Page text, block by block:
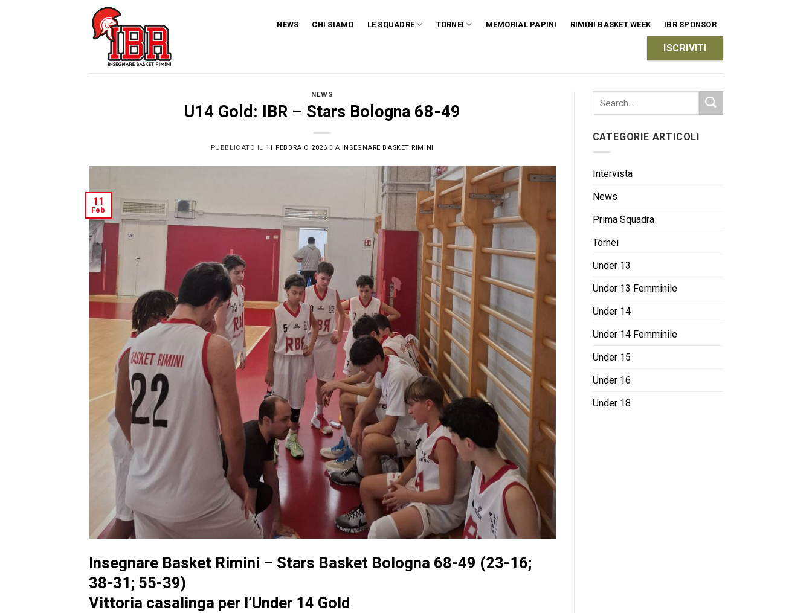
NEWS CHI SIAMO LE SQUADRE TORNEI MEMORIAL PAPINI RIMINI BASKET WEEK IBR SPONSOR
ISCRIVITI
NEWS
U14 Gold: IBR – Stars Bologna 68-49
PUBBLICATO IL 11 FEBBRAIO 2026 DA INSEGNARE BASKET RIMINI
11
Feb
Insegnare Basket Rimini – Stars Basket Bologna 68-49 (23-16;
38-31; 55-39)
Vittoria casalinga per l’Under 14 Gold
CATEGORIE ARTICOLI
Intervista
News
Prima Squadra
Tornei
Under 13
Under 13 Femminile
Under 14
Under 14 Femminile
Under 15
Under 16
Under 18